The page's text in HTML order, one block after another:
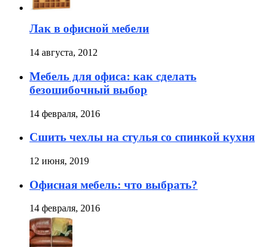
Лак в офисной мебели
14 августа, 2012
Мебель для офиса: как сделать
безошибочный выбор
14 февраля, 2016
Сшить чехлы на стулья со спинкой кухня
12 июня, 2019
Офисная мебель: что выбрать?
14 февраля, 2016